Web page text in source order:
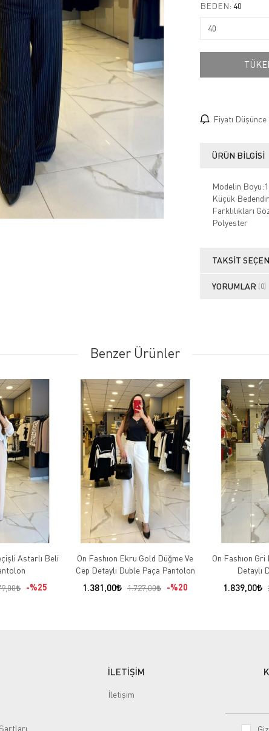
BEDEN: 40
Fiyatı
ÜRÜN BILGISI
Modelin
Küçük
Farklılıkları
Polyester
TAKSIT
YORUMLAR (0)
Benzer Ürünler
Astarlı Beli
%25
On Fashıon Ekru Gold Düğme Ve
Cep Detaylı Duble Paça Pantolon
1.381,00 1.727,00 %20
On Fashıon
Detaylı
1.839,00
İLETİŞİM
İletişim